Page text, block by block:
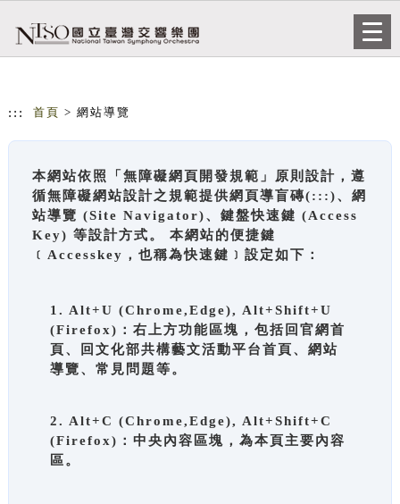
::: 首頁 > 網站導覽
本網站依照「無障礙網頁開發規範」原則設計，遵
循無障礙網站設計之規範提供網頁導盲磚(:::)、網
站導覽 (Site Navigator)、鍵盤快速鍵 (Access
Key) 等設計方式。 本網站的便捷鍵
﹝Accesskey，也稱為快速鍵﹞設定如下：
1. Alt+U (Chrome,Edge), Alt+Shift+U
(Firefox)：右上方功能區塊，包括回官網首
頁、回文化部共構藝文活動平台首頁、網站
導覽、常見問題等。
2. Alt+C (Chrome,Edge), Alt+Shift+C
(Firefox)：中央內容區塊，為本頁主要內容
區。